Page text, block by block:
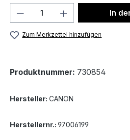
Produkt Anzahl: Gib
In
Zum Merkzettel hinzufügen
Produktnummer: 730854
Hersteller: CANON
Herstellernr.: 97006199